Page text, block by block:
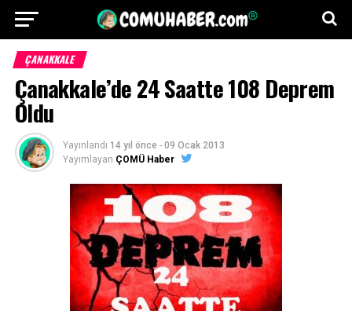
ÇANAKKALE
Çanakkale’de 24 Saatte 108 Deprem
Oldu
Yayınlandı 14 yıl önce - 09 Ocak 2013
Yayımlayan ÇOMÜ Haber